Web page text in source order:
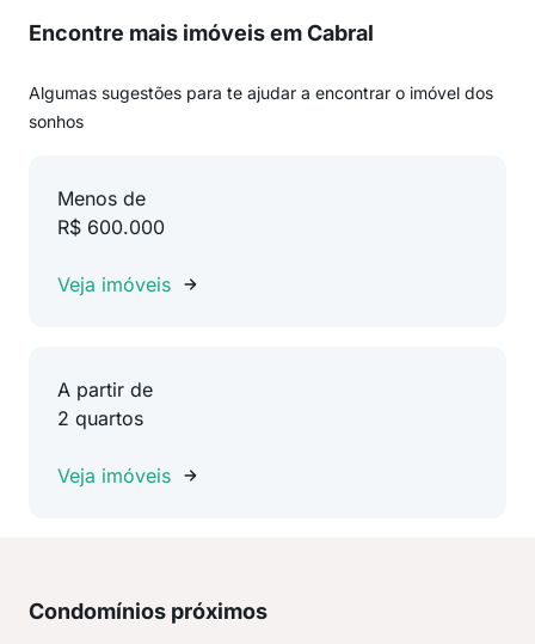
Encontre mais imóveis em Cabral
Algumas sugestões para te ajudar a encontrar o imóvel dos
sonhos
Menos de
R$ 600.000
Veja imóveis
A partir de
2 quartos
Veja imóveis
Condomínios próximos